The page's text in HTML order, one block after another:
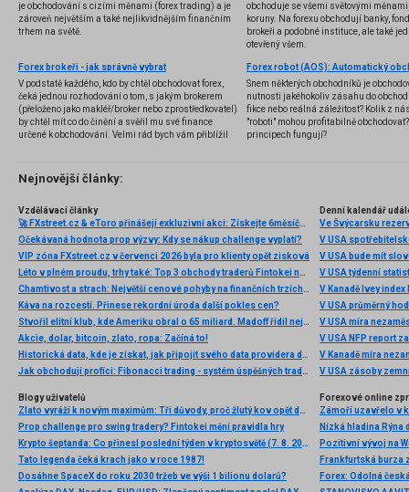
je obchodování s cizími měnami (forex trading) a je
zároveň největším a také nejlikvidnějším finančním
trhem na světě.
obchoduje se všemi světovými
koruny. Na forexu obchodují banky,
brokeři a podobné instituce, ale také
otevřený všem.
Forex brokeři - jak správně vybrat
V podstatě každého, kdo by chtěl obchodovat forex,
čeká jednou rozhodování o tom, s jakým brokerem
(přeloženo jako makléř/broker nebo zprostředkovatel)
by chtěl mít co do činění a svěřil mu své finance
určené k obchodování. Velmi rád bych vám přiblížil
několik příkladů nejznámějších z nich.
Snem některých obchodníků je
nutnosti jakéhokoliv zásahu do
fikce nebo reálná záležitost? Kolik z
"roboti" mohou profitabilně
principech fungují?
Nejnovější články:
Vzdělávací články
🚀 FXstreet.cz & eToro přinášejí exkluzivní akci: Získejte 6měsíční členství ve VIP zóně ZDARMA
Očekávaná hodnota prop výzvy: Kdy se nákup challenge vyplatí?
VIP zóna FXstreet.cz v červenci 2026 byla pro klienty opět zisková
Léto v plném proudu, trhy také: Top 3 obchody traderů Fintokei na indexech a zlatě
Chamtivost a strach: Největší cenové pohyby na finančních trzích (červenec 2026)
Káva na rozcestí. Přinese rekordní úroda další pokles cen?
Stvořil elitní klub, kde Ameriku obral o 65 miliard. Madoff řídil největší Ponzi dějin
Akcie, dolar, bitcoin, zlato, ropa: Začíná to!
Historická data, kde je získat, jak připojit svého data providera do MultiCharts a proč je budeme potřebovat? (4. díl)
Jak obchodují profíci: Fibonacci trading - systém úspěšných traderů
Denní kalendář
Ve Švýcarsku
V USA
V USA bude mít
V USA týdenní
V Kanadě Ivey index
V USA průměrný
V USA míra
V USA NFP report
V Kanadě míra
V USA zásoby
Blogy uživatelů
Zlato vyráží k novým maximům: Tři důvody, proč žlutý kov opět dominuje
Prop challenge pro swing tradery? Fintokei mění pravidla hry
Krypto šeptanda: Co přinesl poslední týden v kryptosvětě (7. 8. 2026)
Tato legenda čeká krach jako v roce 1987!
Dosáhne SpaceX do roku 2030 tržeb ve výši 1 bilionu dolarů?
Forexové online
Nízká hladina
Pozitivní vývoj na
Frankfurtská burza